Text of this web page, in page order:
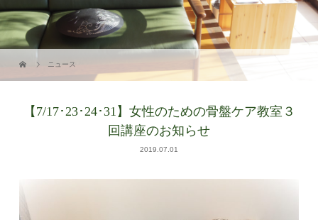
ニュース
【7/17･23･24･31】女性のための骨盤ケア教室３
回講座のお知らせ
2019.07.01